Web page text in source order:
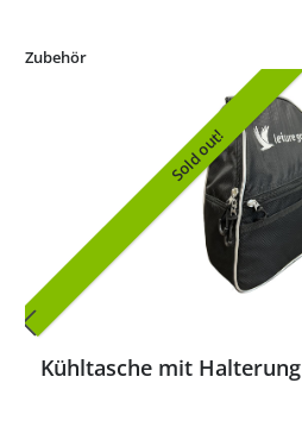
Zubehör
Sold out!
Kühltasche mit Halterung